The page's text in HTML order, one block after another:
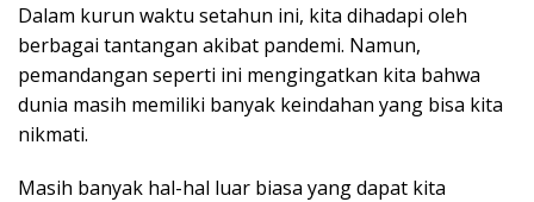
Dalam kurun waktu setahun ini, kita dihadapi oleh
berbagai tantangan akibat pandemi. Namun,
pemandangan seperti ini mengingatkan kita bahwa
dunia masih memiliki banyak keindahan yang bisa kita
nikmati.
Masih banyak hal-hal luar biasa yang dapat kita